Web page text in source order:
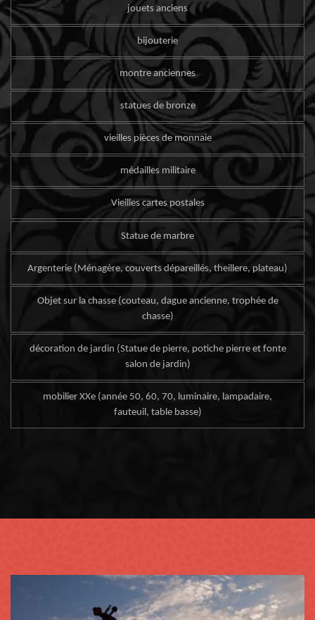
jouets anciens
bijouterie
montre anciennes
statues de bronze
vieilles pièces de monnaie
médailles militaire
Vieilles cartes postales
Statue de marbre
Argenterie (Ménagère, couverts dépareillés, theillere, plateau)
Objet sur la chasse (couteau, dague ancienne, trophée de
chasse)
décoration de jardin (Statue de pierre, potiche pierre et fonte
salon de jardin)
mobilier XXe (année 50, 60, 70, luminaire, lampadaire,
fauteuil, table basse)